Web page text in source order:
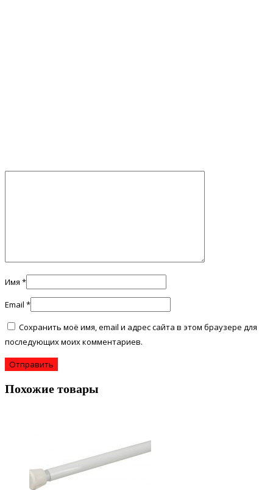
Имя *
Email *
Сохранить моё имя, email и адрес сайта в этом браузере для
последующих моих комментариев.
Похожие товары